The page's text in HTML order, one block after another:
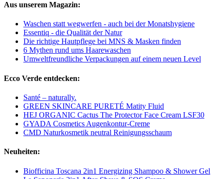
Aus unserem Magazin:
Waschen statt wegwerfen - auch bei der Monatshygiene
Essentiq - die Qualität der Natur
Die richtige Hautpflege bei MNS & Masken finden
6 Mythen rund ums Haarewaschen
Umweltfreundliche Verpackungen auf einem neuen Level
Ecco Verde entdecken:
Santé – naturally.
GREEN SKINCARE PURETÉ Matity Fluid
HEJ ORGANIC Cactus The Protector Face Cream LSF30
GYADA Cosmetics Augenkontur-Creme
CMD Naturkosmetik neutral Reinigungsschaum
Neuheiten:
Biofficina Toscana 2in1 Energizing Shampoo & Shower Gel